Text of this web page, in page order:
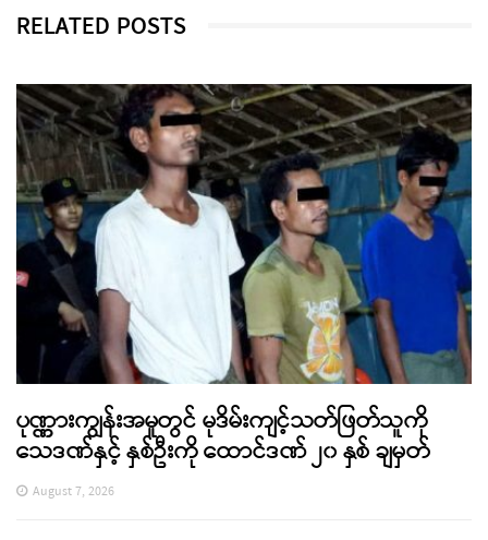
RELATED POSTS
ပုဏ္ဏားကျွန်းအမှုတွင် မုဒိမ်းကျင့်သတ်ဖြတ်သူကို
သေဒဏ်နှင့် နှစ်ဦးကို ထောင်ဒဏ် ၂၀ နှစ် ချမှတ်
August 7, 2026